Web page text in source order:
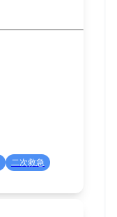
二次救急